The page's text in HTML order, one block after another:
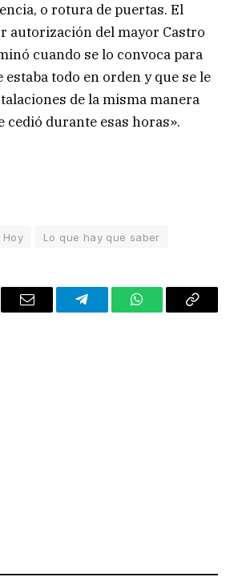
o rotura de puertas. El
autorización del mayor Castro
cuando se lo convoca para
todo en orden y que se le
de la misma manera
cedió durante esas horas».
Hoy Lo que hay que saber
Email TelegramWhatsAppCopy